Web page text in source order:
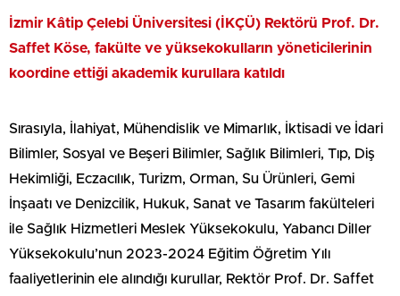
İzmir Kâtip Çelebi Üniversitesi (İKÇÜ) Rektörü Prof. Dr.
Saffet Köse, fakülte ve yüksekokulların yöneticilerinin
koordine ettiği akademik kurullara katıldı
Sırasıyla, İlahiyat, Mühendislik ve Mimarlık, İktisadi ve İdari
Bilimler, Sosyal ve Beşeri Bilimler, Sağlık Bilimleri, Tıp, Diş
Hekimliği, Eczacılık, Turizm, Orman, Su Ürünleri, Gemi
İnşaatı ve Denizcilik, Hukuk, Sanat ve Tasarım fakülteleri
ile Sağlık Hizmetleri Meslek Yüksekokulu, Yabancı Diller
Yüksekokulu’nun 2023-2024 Eğitim Öğretim Yılı
faaliyetlerinin ele alındığı kurullar, Rektör Prof. Dr. Saffet